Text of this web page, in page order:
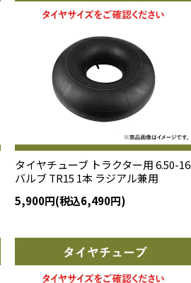
タイヤチューブ トラクター用 6.50-16
バルブ TR15 1本 ラジアル兼用
5,900円(税込6,490円)